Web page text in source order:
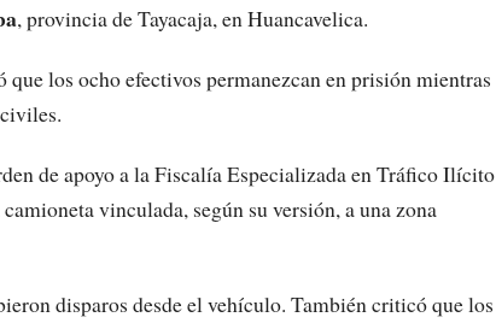
, provincia de Tayacaja, en Huancavelica.
los ocho efectivos permanezcan en prisión mientras
de apoyo a la Fiscalía Especializada en Tráfico Ilícito
vinculada, según su versión, a una zona
disparos desde el vehículo. También criticó que los